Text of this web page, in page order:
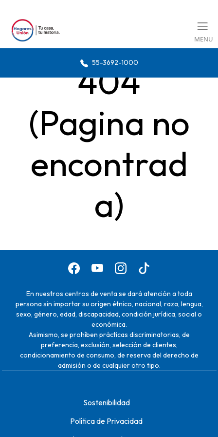
MENU
55-3692-1000
404
(Pagina no
encontrad
a)
En nuestros centros de venta se dará atención a toda
persona sin importar su origen étnico, nacional, raza, lengua,
sexo, género, edad, discapacidad, condición jurídica, social o
económica.
Asimismo, se prohíben prácticas discriminatorias, de
preferencia, exclusión, selección de clientes,
condicionamiento de consumo, de reserva del derecho de
admisión o de cualquier otro tipo.
Sostenibilidad
Política de Privacidad